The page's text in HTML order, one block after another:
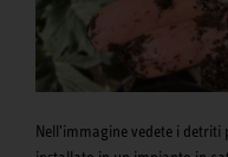
Nell'immagine vedete i